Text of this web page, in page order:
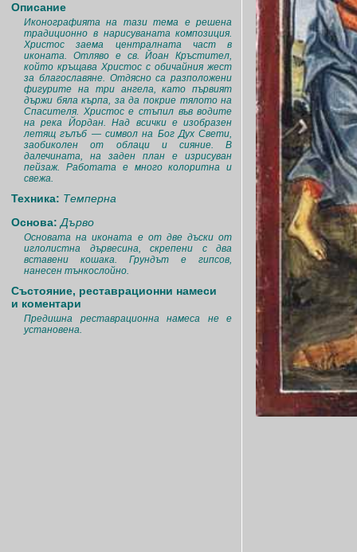
Описание
Иконографията на тази тема е решена
традиционно в нарисуваната композиция.
Христос заема централната част в
иконата. Отляво е св. Йоан Кръстител,
който кръщава Христос с обичайния жест
за благославяне. Отдясно са разположени
фигурите на три ангела, като първият
държи бяла кърпа, за да покрие тялото на
Спасителя. Христос е стъпил във водите
на река Йордан. Над всички е изобразен
летящ гълъб — символ на Бог Дух Свети,
заобиколен от облаци и сияние. В
далечината, на заден план е изрисуван
пейзаж. Работата е много колоритна и
свежа.
Техника: Темперна
Основа: Дърво
Основата на иконата е от две дъски от
иглолистна дървесина, скрепени с два
вставени кошака. Грундът е гипсов,
нанесен тънкослойно.
Състояние, реставрационни намеси
и коментари
Предишна реставрационна намеса не е
установена.